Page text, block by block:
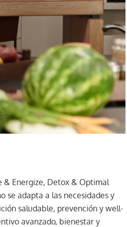
& Energize, Detox & Optimal
se adapta a las necesidades y
saludable, prevención y well-
avanzado, bienestar y